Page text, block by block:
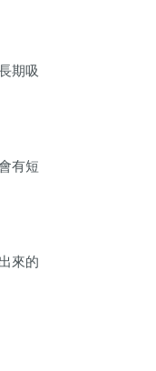
期吸
有短
來的